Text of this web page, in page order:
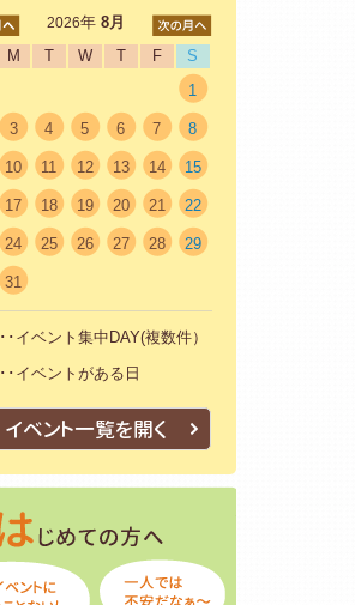
2026年8月
M T W T F
S
1
3 4 5 6 7 8
10 11 12 13 14 15
17 18 19 20 21 22
24 25 26 27 28 29
31
･イベント集中DAY(複数件）
･イベントがある日
イベント一覧を開く
はじめての方